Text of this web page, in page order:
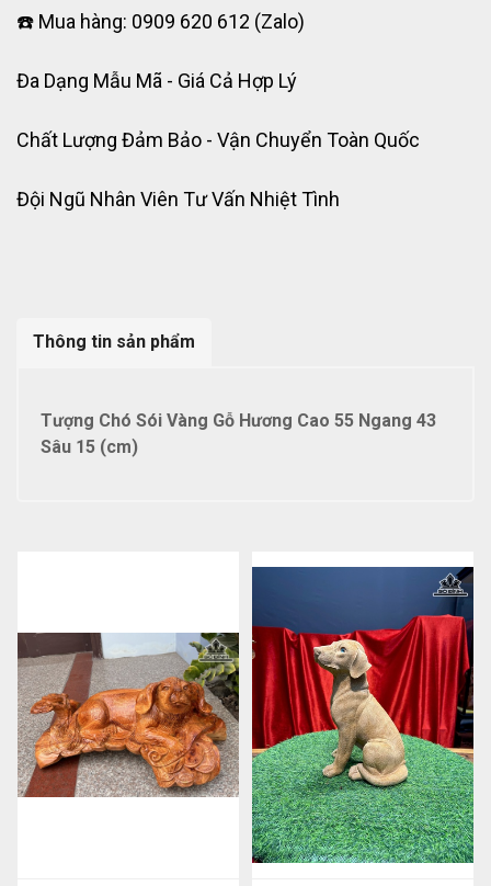
☎️ Mua hàng: 0909 620 612 (Zalo)
Đa Dạng Mẫu Mã - Giá Cả Hợp Lý
Chất Lượng Đảm Bảo - Vận Chuyển Toàn Quốc
Đội Ngũ Nhân Viên Tư Vấn Nhiệt Tình
Thông tin sản phẩm
Tượng Chó Sói Vàng Gỗ Hương Cao 55 Ngang 43
Sâu 15 (cm)